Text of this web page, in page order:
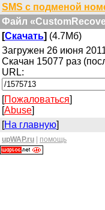
SMS с подменой
Файл
[Скачать] (4.7Мб)
Загружен 26 июня
Скачан 15077 раз
URL:
[Пожаловаться]
[Abuse]
[На главную]
upWAP.ru помощь